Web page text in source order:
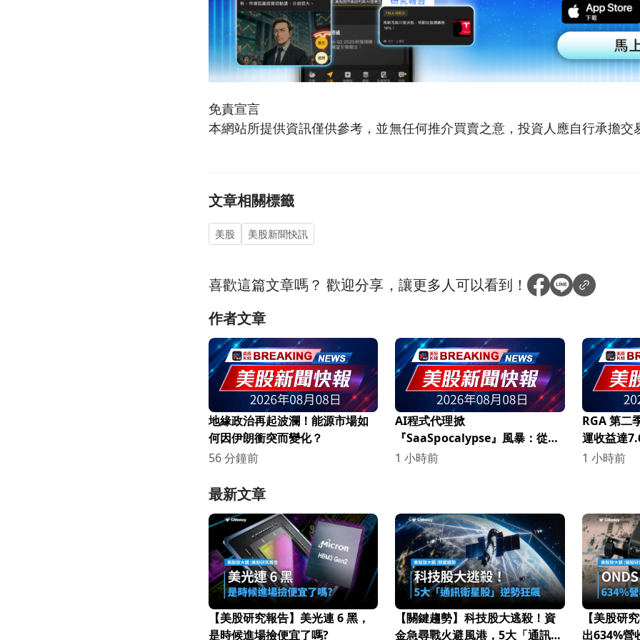
免責宣言
本網站所提供資訊僅供參考，並無任何推介買賣之意，投資人應自行承擔交
文章相關標籤
美股 美股新聞快訊
喜歡這篇文章嗎？歡迎分享，讓更多人可以看到！
作者文章
地緣政治再起波瀾！能源市場如
何因伊朗衝突而變化？
56 分鐘前
AI程式代理掀
『SaaSpocalypse』風暴：從
Airtable慘跌到Atlassian暴漲，
1 小時前
RGA 第二
運收益達
持續增強！
1 小時前
最新文章
【美股研究報告】美光連 6 黑，
是時候進場撿便宜了嗎?
【關鍵趨勢】科技股大逃殺！資
金急尋戰火避風港，5大「通訊衛
【美股研
出634%營